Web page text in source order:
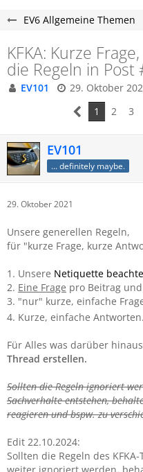
EV6 Allgemeine Themen
KFKA: Kurze
die Regeln in
EV101
29. Oktober
1
2 3
EV101
... definitely maybe.
29. Oktober 2021
Unsere generellen Regeln,
für "kurze Frage, kurze
1. Unsere Netiquette
2. Eine Frage pro Beitrag
3. "nur" kurze, einfache
4. Kurze, einfache Antworten.
Für Alles was darüber
Thread erstellen.
Sollten die Regeln ignoriert
Sachverhalte entstehen,
reagieren und bspw. zu
Edit 22.10.2024:
Sollten die Regeln des KFKA-